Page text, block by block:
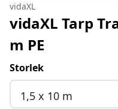
vidaXL
vidaXL Tarp
m PE
Storlek
1,5 x 10 m